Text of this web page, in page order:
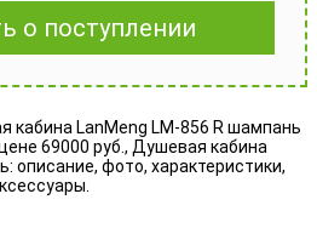
о поступлении
кабина LanMeng LM-856 R шампань
69000 руб., Душевая кабина
описание, фото, характеристики,